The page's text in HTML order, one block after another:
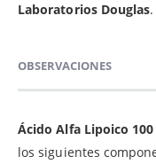
Laboratorios Douglas.
OBSERVACIONES
Ácido Alfa Lipoico
los siguientes